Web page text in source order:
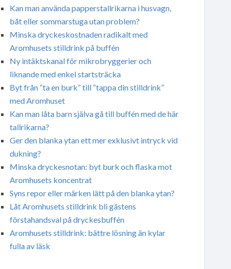
Kan man använda papperstallrikarna i husvagn,
båt eller sommarstuga utan problem?
Minska dryckeskostnaden radikalt med
Aromhusets stilldrink på buffén
Ny intäktskanal för mikrobryggerier och
liknande med enkel startsträcka
Byt från “ta en burk” till “tappa din stilldrink”
med Aromhuset
Kan man låta barn själva gå till buffén med de här
tallrikarna?
Ger den blanka ytan ett mer exklusivt intryck vid
dukning?
Minska dryckesnotan: byt burk och flaska mot
Aromhusets koncentrat
Syns repor eller märken lätt på den blanka ytan?
Låt Aromhusets stilldrink bli gästens
förstahandsval på dryckesbuffén
Aromhusets stilldrink: bättre lösning än kylar
fulla av läsk